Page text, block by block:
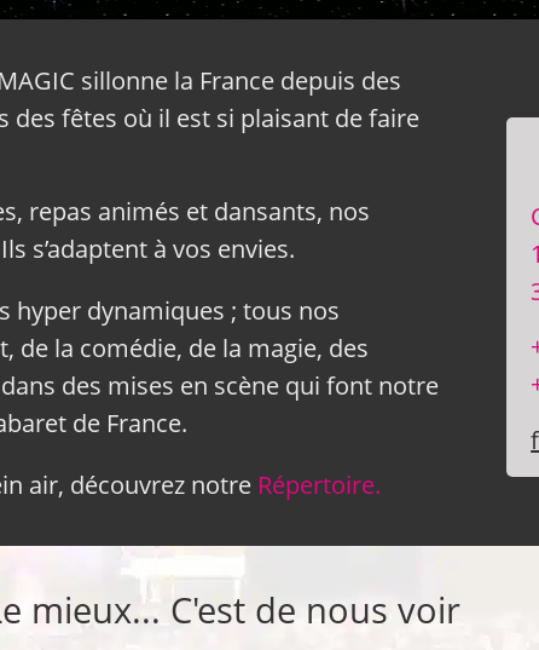
sillonne la France depuis des
des fêtes où il est si plaisant de faire
repas animés et dansants, nos
s’adaptent à vos envies.
hyper dynamiques ; tous nos
de la comédie, de la magie, des
des mises en scène qui font notre
de France.
air, découvrez notre Répertoire.
mieux... C'est de nous voir